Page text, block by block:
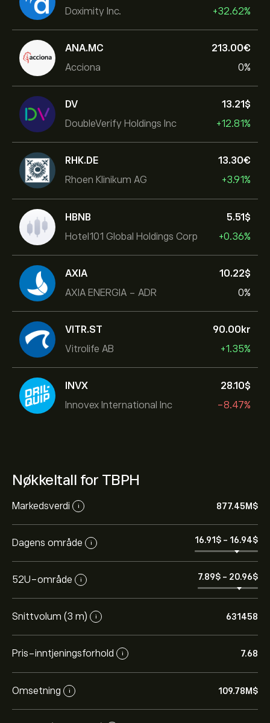
Doximity Inc.
+32.62%
ANA.MC
Acciona
213.00‎€‎
0%
DV
DoubleVerify Holdings Inc
13.21‎$‎
+12.81%
RHK.DE
Rhoen Klinikum AG
13.30‎€‎
+3.91%
HBNB
Hotel101 Global Holdings Corp
5.51‎$‎
+0.36%
AXIA
AXIA ENERGIA - ADR
10.22‎$‎
0%
VITR.ST
Vitrolife AB
90.00‎kr‎
+1.35%
INVX
Innovex International Inc
28.10‎$‎
-8.47%
Nøkkeltall for TBPH
Markedsverdi i 877.45M‎$‎
Dagens område i 16.91‎$‎ - 16.94‎$‎
52U-område i 7.89‎$‎ - 20.96‎$‎
Snittvolum (3 m) i 631458
Pris-inntjeningsforhold i 7.68
Omsetning i 109.78M‎$‎